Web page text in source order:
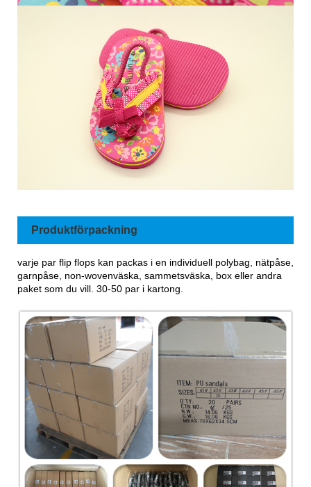
Produktförpackning
varje par flip flops kan packas i en individuell polybag, nätpåse,
garnpåse, non-wovenväska, sammetsväska, box eller andra
paket som du vill. 30-50 par i kartong.